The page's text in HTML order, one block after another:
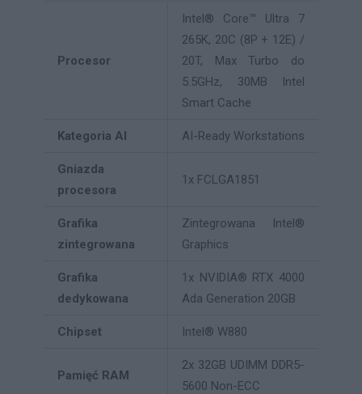
Procesor
Intel® Core™ Ultra 7
265K, 20C (8P + 12E) /
20T, Max Turbo do
5.5GHz, 30MB Intel
Smart Cache
Kategoria AI AI-Ready Workstations
Gniazda
procesora
1x FCLGA1851
Grafika
zintegrowana
Zintegrowana Intel®
Graphics
Grafika
dedykowana
1x NVIDIA® RTX 4000
Ada Generation 20GB
Chipset Intel® W880
Pamięć RAM
2x 32GB UDIMM DDR5-
5600 Non-ECC